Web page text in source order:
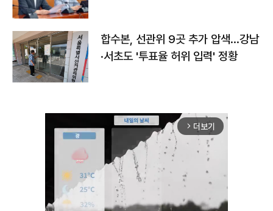
합수본, 선관위 9곳 추가 압색…강남
·서초도 '투표율 허위 입력' 정황
arrow_forward_ios 더보기